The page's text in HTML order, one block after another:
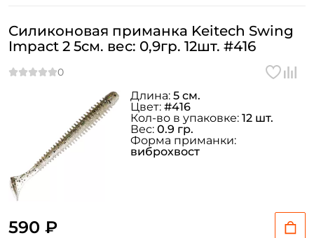
Силиконовая приманка Keitech Swing
Impact 2 5см. вес: 0,9гр. 12шт. #416
590 ₽
Длина: 5 см.
Цвет: #416
Кол-во в упаковке: 12 шт.
Вес: 0.9 гр.
Форма приманки:
виброхвост